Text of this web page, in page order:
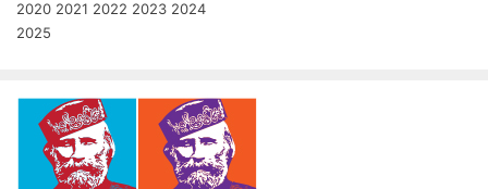
2020 2021 2022 2023 2024
2025